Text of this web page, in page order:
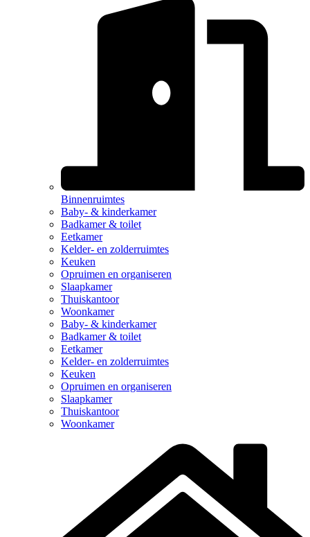
Binnenruimtes
Baby- & kinderkamer
Badkamer & toilet
Eetkamer
Kelder- en zolderruimtes
Keuken
Opruimen en organiseren
Slaapkamer
Thuiskantoor
Woonkamer
Baby- & kinderkamer
Badkamer & toilet
Eetkamer
Kelder- en zolderruimtes
Keuken
Opruimen en organiseren
Slaapkamer
Thuiskantoor
Woonkamer